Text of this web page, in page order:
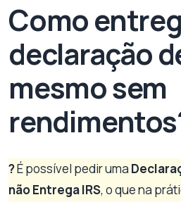
Como
declaração
mesmo sem
?É possível pedir uma
não Entrega IRS, o que na